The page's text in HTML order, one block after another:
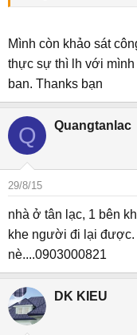
Mình còn khảo sát
thực sự thì lh với
ban. Thanks bạn
Q Quangtanlac
29/8/15
nhà ở tân lạc, 1 bên
khe người đi lại được.
nè....0903000821
DK KIEU